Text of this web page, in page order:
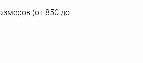
(от 85C до